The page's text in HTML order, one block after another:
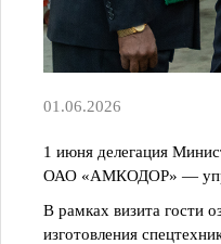
01.06.2026
1 июня делегация
ОАО «АМКОДОР» —
В рамках визита гости
изготовления